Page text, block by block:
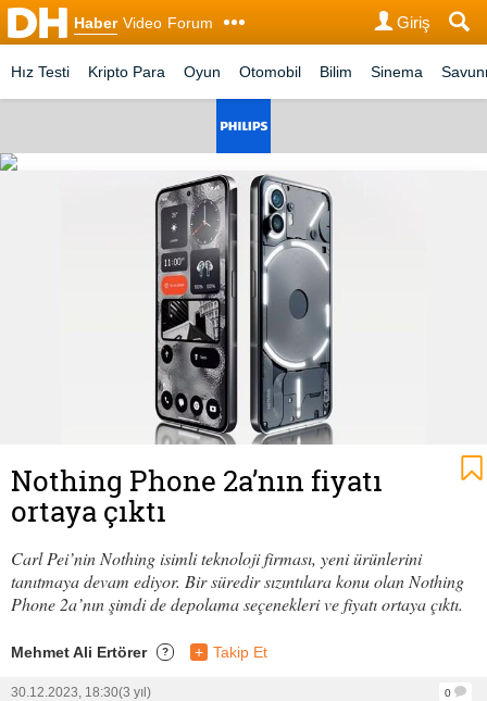
Haber Video Forum Giriş
Hız Testi Kripto Para Oyun Otomobil Bilim Sinema
Nothing Phone 2a’nın fiyatı
ortaya çıktı
Carl Pei’nin Nothing isimli teknoloji firması, yeni ürünlerini
tanıtmaya devam ediyor. Bir süredir sızıntılara konu olan Nothing
Phone 2a’nın şimdi de depolama seçenekleri ve fiyatı ortaya çıktı.
Mehmet Ali Ertörer ? + Takip Et
30.12.2023, 18:30(3 yıl)
0